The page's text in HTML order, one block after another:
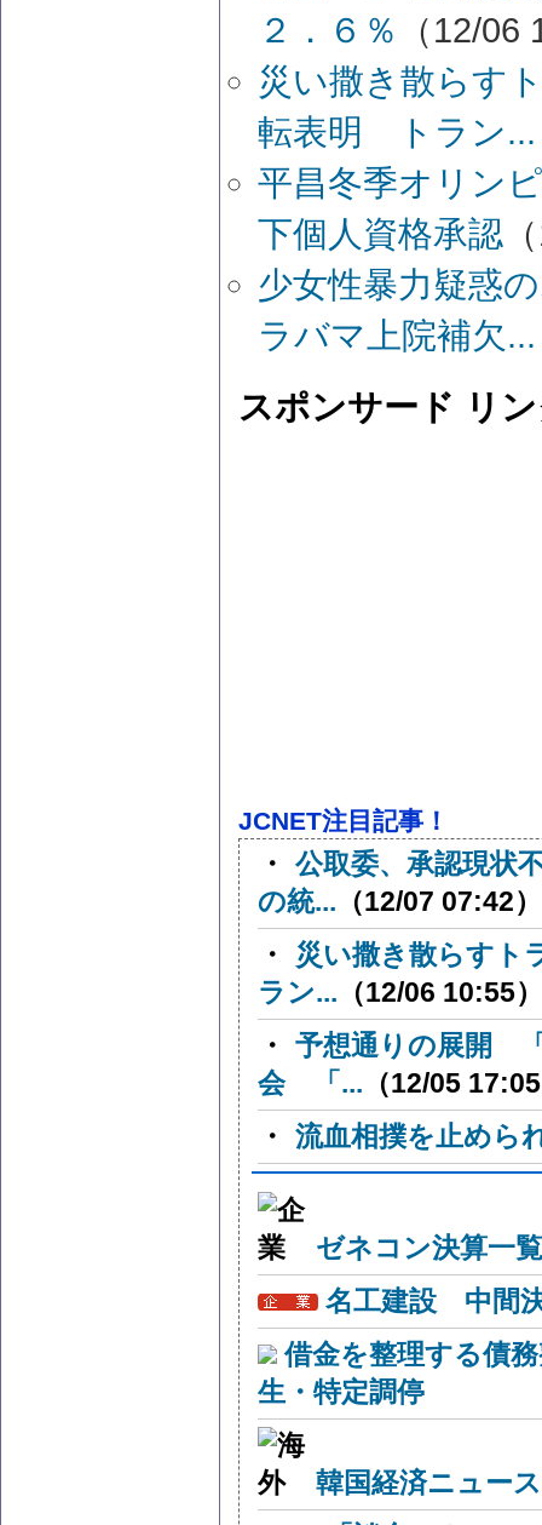
２．６％
（12/06
災い撒き散らす
転表明 トラン...
平昌冬季オリン
下個人資格承認
少女性暴力疑惑
ラバマ上院補欠...
スポンサード リ
JCNET注目記事！
・ 公取委、承認現状
の統... （12/07 07:42）
・
災い撒き散らす
ラン... （12/06 10:55）
・ 予想通りの展開
会 「... （12/05
・ 流血相撲を止めら
ゼネコン決算一
名工建設 中間
借金を整理する債
生・特定調停
韓国経済ニュー